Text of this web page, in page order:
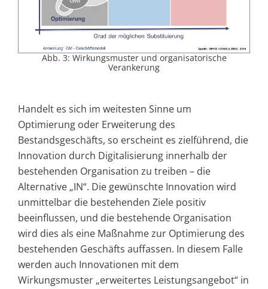
Abb. 3: Wirkungsmuster und organisatorische
Verankerung
Handelt es sich im weitesten Sinne um
Optimierung oder Erweiterung des
Bestandsgeschäfts, so erscheint es zielführend, die
Innovation durch Digitalisierung innerhalb der
bestehenden Organisation zu treiben – die
Alternative „IN“. Die gewünschte Innovation wird
unmittelbar die bestehenden Ziele positiv
beeinflussen, und die bestehende Organisation
wird dies als eine Maßnahme zur Optimierung des
bestehenden Geschäfts auffassen. In diesem Falle
werden auch Innovationen mit dem
Wirkungsmuster „erweitertes Leistungsangebot“ in